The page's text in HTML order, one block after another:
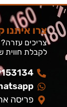
צרו איתנו
צריכים
לקבלת חווית
פריסה